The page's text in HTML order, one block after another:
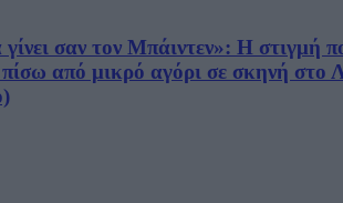
γίνει σαν τον Μπάιντεν»: Η στιγμή
από μικρό αγόρι σε σκηνή στο